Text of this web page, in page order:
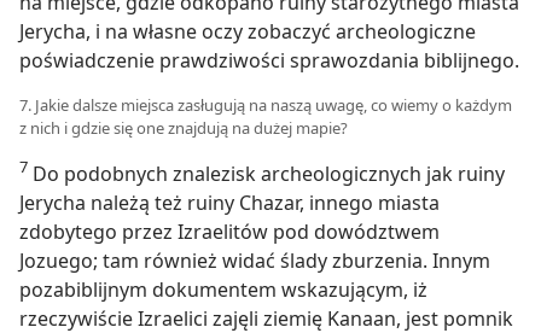
Jerycha, i na własne oczy zobaczyć archeologiczne
poświadczenie prawdziwości sprawozdania biblijnego.
7. Jakie dalsze miejsca zasługują na naszą uwagę, co wiemy o każdym
z nich i gdzie się one znajdują na dużej mapie?
7 Do podobnych znalezisk archeologicznych jak ruiny
Jerycha należą też ruiny Chazar, innego miasta
zdobytego przez Izraelitów pod dowództwem
Jozuego; tam również widać ślady zburzenia. Innym
pozabiblijnym dokumentem wskazującym, iż
rzeczywiście Izraelici zajęli ziemię Kanaan, jest pomnik